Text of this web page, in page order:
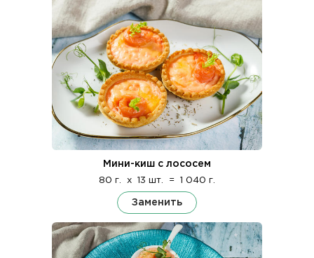
Мини-киш с лососем
80 г. x 13 шт. = 1 040 г.
Заменить